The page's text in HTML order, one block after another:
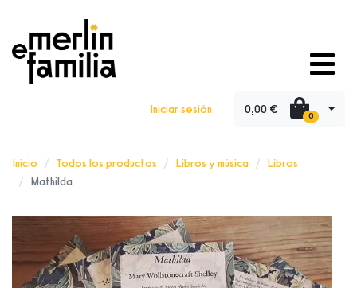
Iniciar sesión 0,00 € 0
Inicio Todos los productos Libros y música
Libros
Mathilda